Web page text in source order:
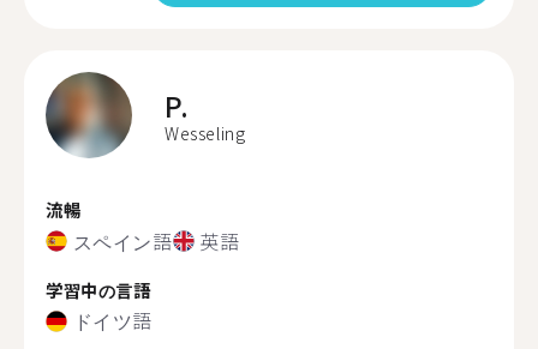
P.
Wesseling
流暢
スペイン語 英語
学習中の言語
ドイツ語